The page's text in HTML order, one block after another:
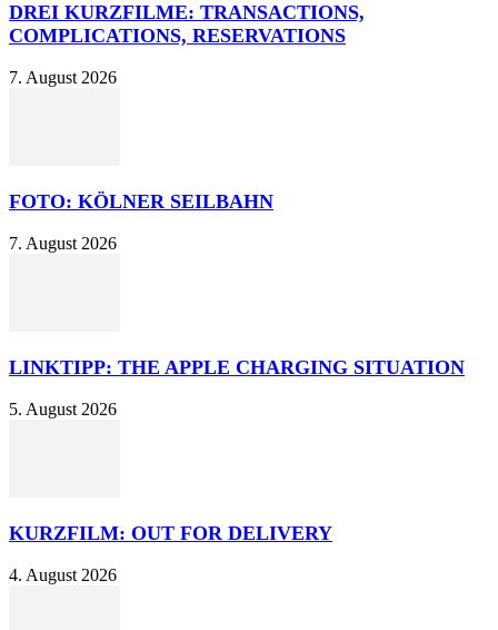
DREI KURZFILME: TRANSACTIONS,
COMPLICATIONS, RESERVATIONS
7. August 2026
FOTO: KÖLNER SEILBAHN
7. August 2026
LINKTIPP: THE APPLE CHARGING SITUATION
5. August 2026
KURZFILM: OUT FOR DELIVERY
4. August 2026